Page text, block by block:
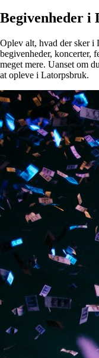
Begivenheder i
Oplev alt, hvad der sker i
begivenheder, koncerter,
meget mere. Uanset om
at opleve i Latorpsbruk.